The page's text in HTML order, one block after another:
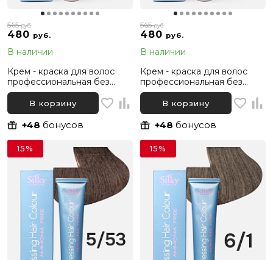
480 руб.
565руб.
В наличии
Крем - краска для волос
профессиональная без
аммиака Silky Dressing
Haircolor 6.0 Темный русый
Интенсивный, 100 мл
В корзину
+48 бонусов
480 руб.
565руб.
В наличии
Крем - краска для волос
профессиональная без
аммиака Silky Dressing
Haircolor 3 Темный
каштановый, 100 мл
В корзину
+48 бонусов
15% 15%